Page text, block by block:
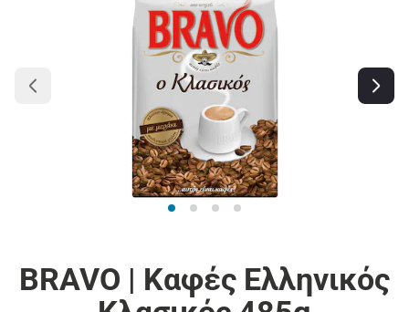
BRAVO | Καφές Ελληνικός